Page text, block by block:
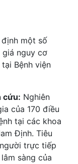
một số
giá nguy cơ
Bệnh viện
cứu: Nghiên
của 170 điều
tại các khoa
Định. Tiêu
trực tiếp
sàng của